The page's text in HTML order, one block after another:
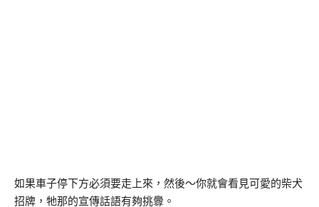
如果車子停下方必須要走上來，然後～你就會看見可愛的柴犬
招牌，牠那的宣傳話語有夠挑釁。